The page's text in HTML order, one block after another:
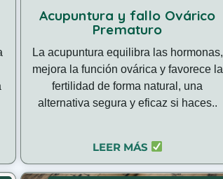
Acupuntura y fallo Ovárico
Prematuro
La acupuntura equilibra las hormonas,
mejora la función ovárica y favorece la
fertilidad de forma natural, una
alternativa segura y eficaz si haces..
LEER MÁS